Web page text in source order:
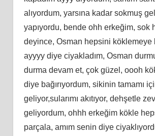
alıyordum, yarsına kadar sokmuş
yapıyordu, bende ohh erkeğim, sok
deyince, Osman hepsini köklemeye
ayyyy diye ciyakladım, Osman
durma devam et, çok güzel, oooh
diye bağırıyordum, sikinin tamamı
geliyor,sularımı akıtıyor, dehşetle
geliyordum, ohhh erkeğim kökle
parçala, amım senin diye